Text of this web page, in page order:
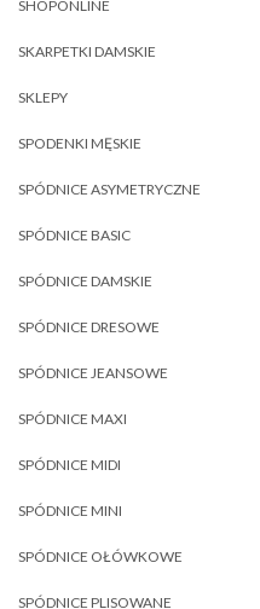
SHOPONLINE
SKARPETKI DAMSKIE
SKLEPY
SPODENKI MĘSKIE
SPÓDNICE ASYMETRYCZNE
SPÓDNICE BASIC
SPÓDNICE DAMSKIE
SPÓDNICE DRESOWE
SPÓDNICE JEANSOWE
SPÓDNICE MAXI
SPÓDNICE MIDI
SPÓDNICE MINI
SPÓDNICE OŁÓWKOWE
SPÓDNICE PLISOWANE